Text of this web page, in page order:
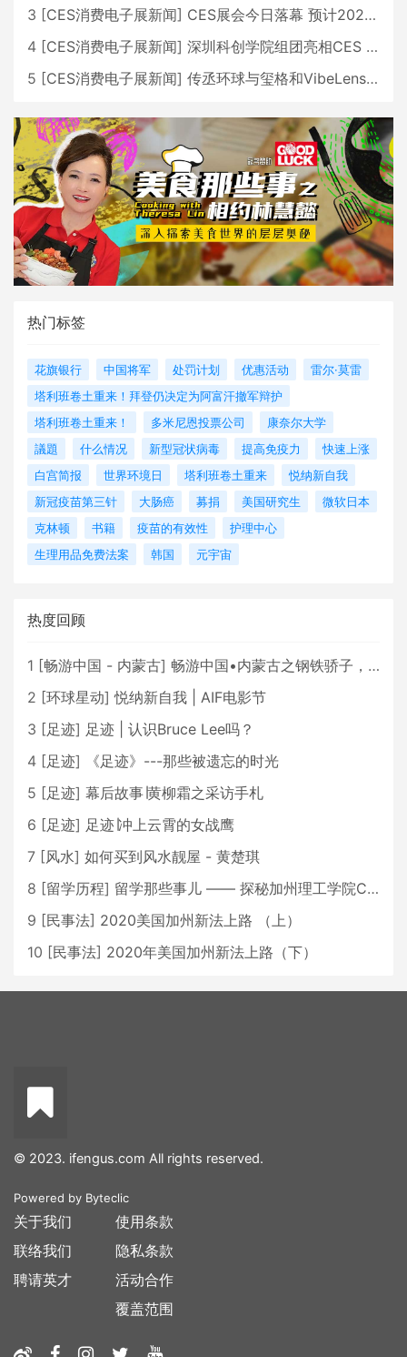
3 [CES消费电子展新闻] CES展会今日落幕 预计2026行业收入将超五千亿美元
4 [CES消费电子展新闻] 深圳科创学院组团亮相CES 广受好评
5 [CES消费电子展新闻] 传丞环球与玺格和VibeLens共同推出全新耳机
热门标签
花旗银行 中国将军 处罚计划 优惠活动
雷尔·莫雷
塔利班卷土重来！拜登仍决定为阿富汗撤军辩护
塔利班卷土重来！
多米尼恩投票公司
康奈尔大学
議題
什么情况 新型冠状病毒 提高免疫力
快速上涨
白宫简报
世界环境日 塔利班卷土重来
悦纳新自我
新冠疫苗第三针
大肠癌 募捐 美国研究生
微软日本
克林顿
书籍 疫苗的有效性
护理中心
生理用品免费法案
韩国 元宇宙
热度回顾
1 [畅游中国 - 内蒙古] 畅游中国•内蒙古之钢铁骄子，魅力包头
2 [环球星动] 悦纳新自我 | AIF电影节
3 [足迹] 足迹 | 认识Bruce Lee吗？
4 [足迹]
《足迹》---那些被遗忘的时光
5 [足迹] 幕后故事∣黄柳霜之采访手札
6 [足迹] 足迹∣冲上云霄的女战鹰
7 [风水] 如何买到风水靓屋 - 黄楚琪
8 [留学历程] 留学那些事儿 —— 探秘加州理工学院Caltech博士生活 [上集]
9 [民事法] 2020美国加州新法上路 （上）
10 [民事法] 2020年美国加州新法上路（下）
© 2023. ifengus.com All rights reserved.
Powered by Byteclic
关于我们
联络我们
聘请英才
使用条款
隐私条款
活动合作
覆盖范围